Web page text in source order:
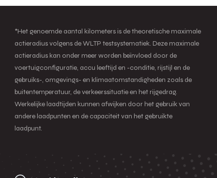
*Het genoemde aantal kilometers is de theoretische maximale
actieradius volgens de WLTP testsystematiek. Deze maximale
actieradius kan onder meer worden beïnvloed door de
voertuigconfiguratie, accu leeftijd en -conditie, rijstijl en de
gebruiks-, omgevings- en klimaatomstandigheden zoals de
buitentemperatuur, de verkeerssituatie en het rijgedrag.
Werkelijke laadtijden kunnen afwijken door het gebruik van
andere laadpunten en de capaciteit van het gebruikte
laadpunt.